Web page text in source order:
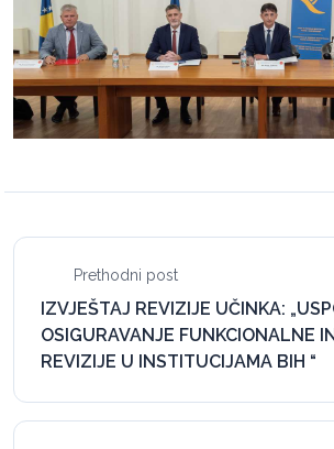
Prethodni post
IZVJEŠTAJ REVIZIJE UČINKA:
OSIGURAVANJE FUNKCIONALNE
REVIZIJE U INSTITUCIJAMA BIH “